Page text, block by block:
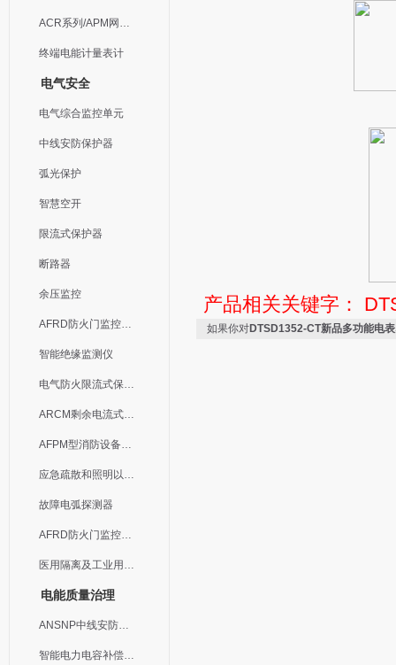
ACR系列/APM网络电力仪表
终端电能计量表计
电气安全
电气综合监控单元
中线安防保护器
弧光保护
智慧空开
限流式保护器
断路器
余压监控
AFRD防火门监控模块
智能绝缘监测仪
电气防火限流式保护器
ARCM剩余电流式电气火灾监控装置
AFPM型消防设备电源监控系统
应急疏散和照明以及灯具
故障电弧探测器
AFRD防火门监控系统
医用隔离及工业用电绝缘检测
电能质量治理
ANSNP中线安防保护器
智能电力电容补偿装置
产品相关关键字：
如果你对DTSD1352-CT新品多功能电表